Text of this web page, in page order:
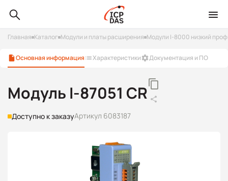
Главная Каталог Модули и платы расширения Модули I-8000 низкий
Основная информация Характеристики Документация и ПО
Модуль I-87051 CR
Доступно к заказуАртикул 6083187